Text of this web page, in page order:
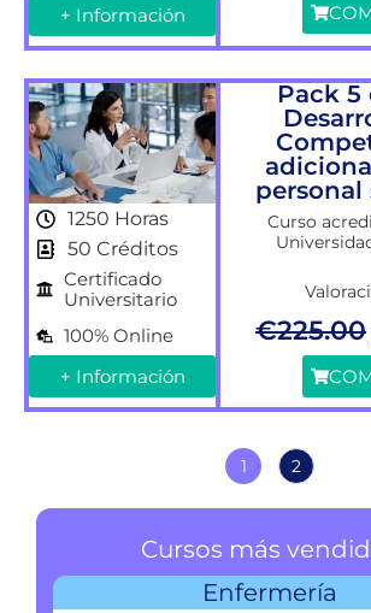
+ Información
1250 Horas
50 Créditos
Certificado
Universitario
100% Online
+ Información
Pack 5
personal
Curso
€225.00
1 2
Cursos más
Enfermería